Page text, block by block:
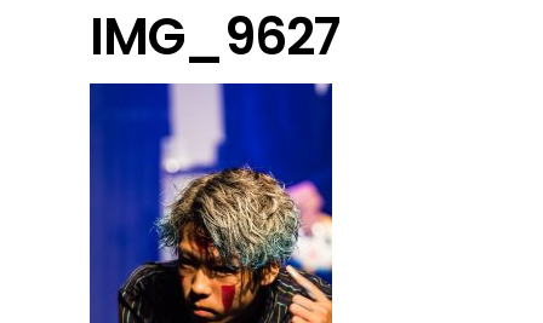
IMG_9627